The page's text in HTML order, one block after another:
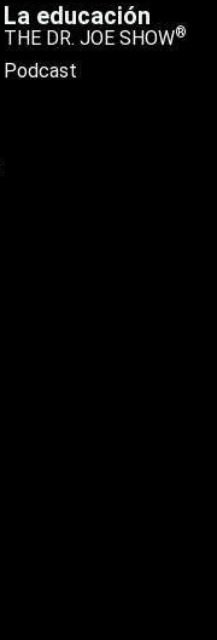
La educación
THE DR. JOE SHOW®
Podcast